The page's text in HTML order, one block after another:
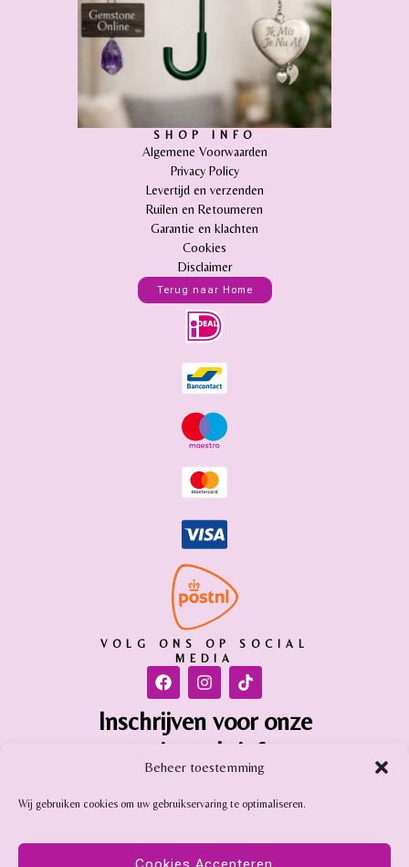
Beheer toestemming
Wij gebruiken cookies om uw gebruikservaring te optimaliseren.
SHOP INFO
Algemene Voorwaarden
Privacy Policy
Levertijd en verzenden
Ruilen en Retourneren
Garantie en klachten
Cookies
Disclaimer
Terug naar Home
VOLG ONS OP SOCIAL
MEDIA
Inschrijven voor onze
nieuwsbrief